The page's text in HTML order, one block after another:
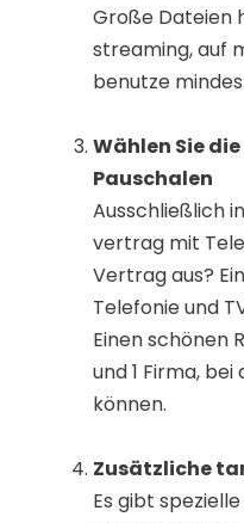
Große Dateien
streaming, auf
benutze
Wählen Sie
Pauschalen
Ausschließlich
vertrag mit
Vertrag aus?
Telefonie und
Einen schönen
und 1 Firma,
können.
Zusätzliche
Es gibt